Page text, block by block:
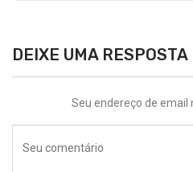
DEIXE UMA RESPOSTA
Seu endereço de email